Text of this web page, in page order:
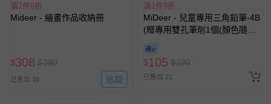
運送服務：目前提供的運送僅限台灣本島。如您位於離島地
區，可能會無法配送，或須依據商品需加收離島運費。廠商
亦保留出貨與否的權利。離島、偏遠地區、樓層親送等加價
商品實際的配達日期，可於訂單個人資料內的查詢訂單內，
已出貨通知之訊息為主。
滿1件9折
Mideer - 繪畫作品收納冊
$308 $380
已售出 16 追蹤
滿1件9折
MiDeer - 兒童專用三角鉛筆-4B
(贈專用雙孔筆削1個(顏色隨
$105 $130
已售出 21